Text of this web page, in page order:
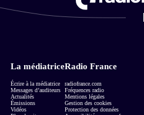
La médiatrice
Écrire à la médiatrice
Messages d’auditeurs
Actualités
Émissions
Vidéos
Radio France
radiofrance.com
Fréquences radio
Mentions légales
Gestion des cookies
Protection des données